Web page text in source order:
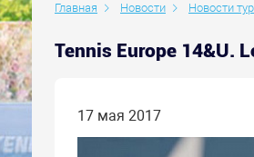
Главная Новости Новости
Tennis Europe 14&U.
17 мая 2017